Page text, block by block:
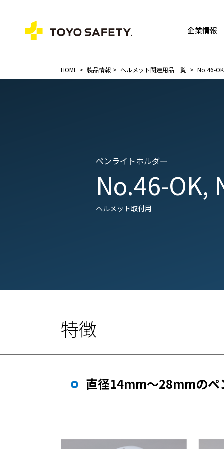
企業情報
HOME 製品情報 ヘルメット関連用品一覧 No.46-
ペンライトホルダー
No.46-OK,
ヘルメット取付用
特徴
直径14mm～28mmのペ